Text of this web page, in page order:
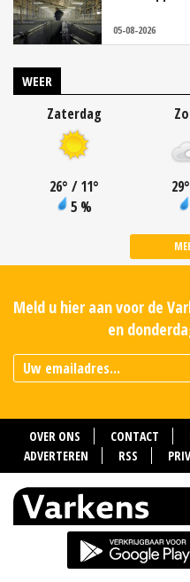
05-08-2026
WEER
Zaterdag
26° / 11°
5 %
29°
Meld u hier aan voor de
en
OVER ONS CONTACT
ADVERTEREN
RSS